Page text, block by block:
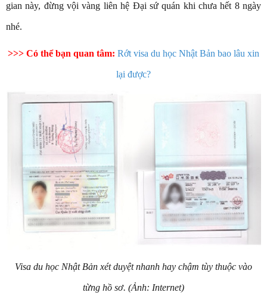
gian này, đừng vội vàng liên hệ Đại sứ quán khi chưa hết 8 ngày
nhé.
>>> Có thể bạn quan tâm: Rớt visa du học Nhật Bản bao lâu xin
lại được?
Visa du học Nhật Bản xét duyệt nhanh hay chậm tùy thuộc vào
từng hồ sơ. (Ảnh: Internet)